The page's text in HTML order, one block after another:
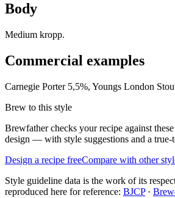
Body
Medium kropp.
Commercial examples
Carnegie Porter 5,5%, Youngs London
Brew to this style
Brewfather checks your recipe against
design — with style suggestions and a true-
Design a recipe freeCompare with other
Style guideline data is the work of its
reproduced here for reference: BJCP·